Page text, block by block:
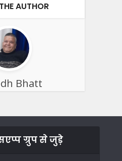
AUTHOR
Bhatt
ग्रुप से जुड़े